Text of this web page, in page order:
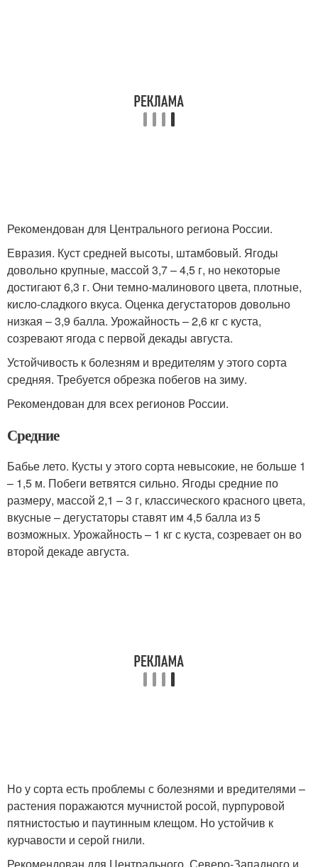
Рекомендован для Центрального региона России.
Евразия. Куст средней высоты, штамбовый. Ягоды
довольно крупные, массой 3,7 – 4,5 г, но некоторые
достигают 6,3 г. Они темно-малинового цвета, плотные,
кисло-сладкого вкуса. Оценка дегустаторов довольно
низкая – 3,9 балла. Урожайность – 2,6 кг с куста,
созревают ягода с первой декады августа.
Устойчивость к болезням и вредителям у этого сорта
средняя. Требуется обрезка побегов на зиму.
Рекомендован для всех регионов России.
Средние
Бабье лето. Кусты у этого сорта невысокие, не больше 1
– 1,5 м. Побеги ветвятся сильно. Ягоды средние по
размеру, массой 2,1 – 3 г, классического красного цвета,
вкусные – дегустаторы ставят им 4,5 балла из 5
возможных. Урожайность – 1 кг с куста, созревает он во
второй декаде августа.
Но у сорта есть проблемы с болезнями и вредителями –
растения поражаются мучнистой росой, пурпуровой
пятнистостью и паутинным клещом. Но устойчив к
курчавости и серой гнили.